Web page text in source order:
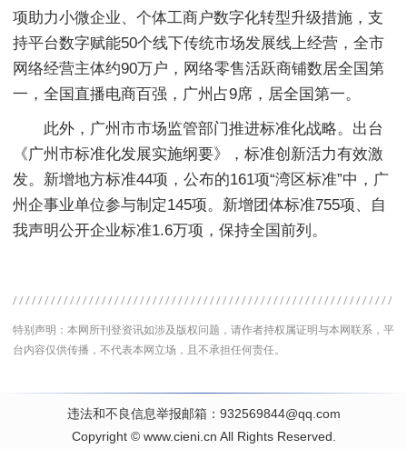
项助力小微企业、个体工商户数字化转型升级措施，支
持平台数字赋能50个线下传统市场发展线上经营，全市
网络经营主体约90万户，网络零售活跃商铺数居全国第
一，全国直播电商百强，广州占9席，居全国第一。
此外，广州市市场监管部门推进标准化战略。出台
《广州市标准化发展实施纲要》，标准创新活力有效激
发。新增地方标准44项，公布的161项“湾区标准”中，广
州企事业单位参与制定145项。新增团体标准755项、自
我声明公开企业标准1.6万项，保持全国前列。
特别声明：本网所刊登资讯如涉及版权问题，请作者持权属证明与本网联系，平
台内容仅供传播，不代表本网立场，且不承担任何责任。
违法和不良信息举报邮箱：932569844@qq.com
Copyright© www.cieni.cn All Rights Reserved.